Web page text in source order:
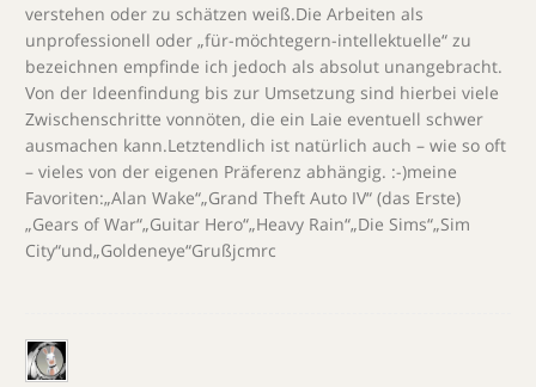
verstehen oder zu schätzen weiß.Die Arbeiten als
unprofessionell oder „für-möchtegern-intellektuelle“ zu
bezeichnen empfinde ich jedoch als absolut unangebracht.
Von der Ideenfindung bis zur Umsetzung sind hierbei viele
Zwischenschritte vonnöten, die ein Laie eventuell schwer
ausmachen kann.Letztendlich ist natürlich auch – wie so oft
– vieles von der eigenen Präferenz abhängig. :-)meine
Favoriten:„Alan Wake“„Grand Theft Auto IV“ (das Erste)
„Gears of War“„Guitar Hero“„Heavy Rain“„Die Sims“„Sim
City“und„Goldeneye“Grußjcmrc